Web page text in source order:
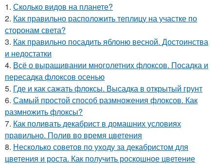
1. Сколько видов на планете?
2. Как правильно расположить теплицу на участке по
сторонам света?
3. Как правильно посадить яблоню весной. Достоинства
и недостатки
4. Всё о выращивании многолетних флоксов. Посадка и
пересадка флоксов осенью
5. Где и как сажать флоксы. Высадка в открытый грунт
6. Самый простой способ размножения флоксов. Как
размножить флоксы?
7. Как поливать декабрист в домашних условиях
правильно. Полив во время цветения
8. Несколько советов по уходу за декабристом для
цветения и роста. Как получить роскошное цветение